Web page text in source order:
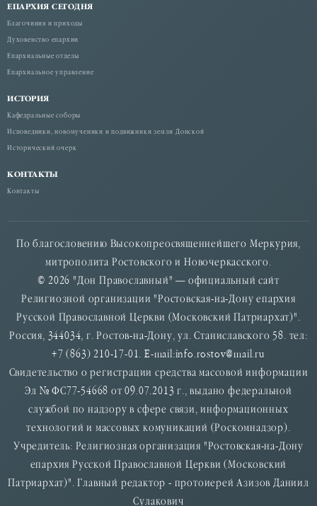
ЕПАРХИЯ СЕГОДНЯ
Благочиния и приходы
Духовенство епархии
Епархиальные отделы
Епархиальное управление
ИСТОРИЯ
Кафедральные соборы
Исповедники, новомученики и подвижники земли Донской
Исторический очерк
КОНТАКТЫ
Контакты
По благословению Высокопреосвященнейшего Меркурия,
митрополита Ростовского и Новочеркасского.
© 2026 "Дон Православный" — официальный сайт
Религиозной организации "Ростовская-на-Дону епархия
Русской Православной Церкви (Московский Патриархат)".
Россия, 344034, г. Ростов-на-Дону, ул. Станиславского 58. тел:
+7 (863) 210-17-01. E-mail:info.rostov@mail.ru
Свидетельство о регистрации средства массовой информации
Эл № ФС77-54668 от 09.07.2013 г., выдано федеральной
службой по надзору в сфере связи, информационных
технологий и массовых комуникаций (Роскомнадзор).
Учредитель: Религиозная организация "Ростовская-на-Дону
епархия Русской Православной Церкви (Московский
Патриархат)". Главный редактор - протоиерей Азизов Даниил
Сулакович